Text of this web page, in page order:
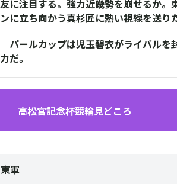
友に注目する。強力近畿勢を崩せるか。
ンに立ち向かう真杉匠に熱い視線を送り
パールカップは児玉碧衣がライバル
力だ。
高松宮記念杯競輪見どころ
東軍